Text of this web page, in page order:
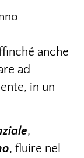
anche
ad
in un
,
, fluire nel